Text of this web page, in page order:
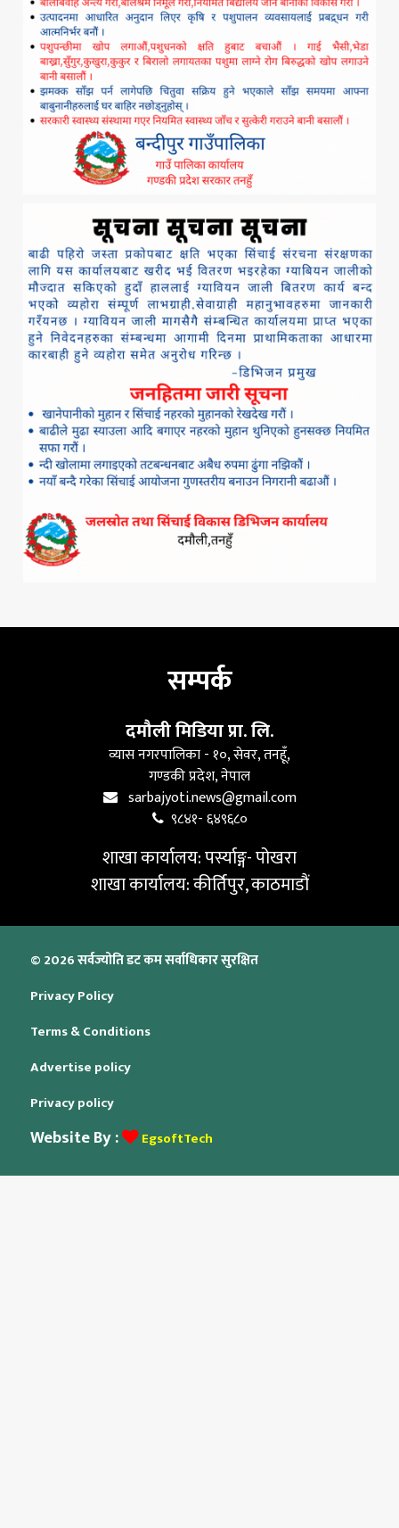
सम्पर्क
दमौली मिडिया प्रा. लि.
व्यास नगरपालिका - १०, सेवर, तनहूँ,
गण्डकी प्रदेश, नेपाल
sarbajyoti.news@gmail.com
९८४१- ६४९६८०
शाखा कार्यालय: पर्स्याङ्ग- पोखरा
शाखा कार्यालय: कीर्तिपुर, काठमाडौं
© 2026 सर्वज्योति डट कम सर्वाधिकार सुरक्षित
Privacy Policy
Terms & Conditions
Advertise policy
Privacy policy
Website By : EgsoftTech